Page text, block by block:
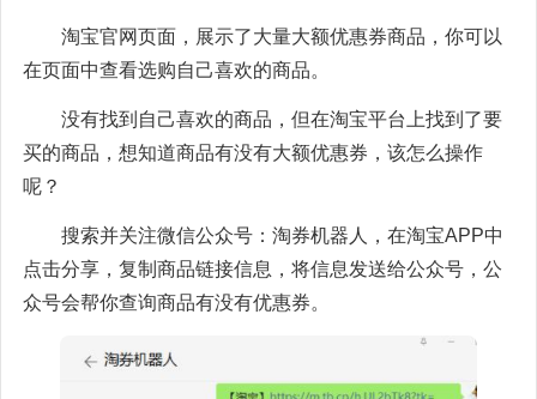
淘宝官网页面，展示了大量大额优惠券商品，你可以
在页面中查看选购自己喜欢的商品。
没有找到自己喜欢的商品，但在淘宝平台上找到了要
买的商品，想知道商品有没有大额优惠券，该怎么操作
呢？
搜索并关注微信公众号：淘券机器人，在淘宝APP中
点击分享，复制商品链接信息，将信息发送给公众号，公
众号会帮你查询商品有没有优惠券。